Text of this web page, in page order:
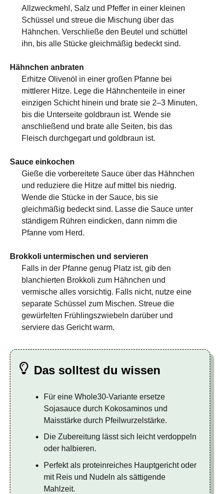
Allzweckmehl, Salz und Pfeffer in einer kleinen
Schüssel und streue die Mischung über das
Hähnchen. Verschließe den Beutel und schüttel
ihn, bis alle Stücke gleichmäßig bedeckt sind.
Hähnchen anbraten
Erhitze Olivenöl in einer großen Pfanne bei
mittlerer Hitze. Lege die Hähnchenteile in einer
einzigen Schicht hinein und brate sie 2–3 Minuten,
bis die Unterseite goldbraun ist. Wende sie
anschließend und brate alle Seiten, bis das
Fleisch durchgegart und goldbraun ist.
Sauce einkochen
Gieße die vorbereitete Sauce über das Hähnchen
und reduziere die Hitze auf mittel bis niedrig.
Wende die Stücke in der Sauce, bis sie
gleichmäßig bedeckt sind. Lasse die Sauce unter
ständigem Rühren eindicken, dann nimm die
Pfanne vom Herd.
Brokkoli untermischen und servieren
Falls in der Pfanne genug Platz ist, gib den
blanchierten Brokkoli zum Hähnchen und
vermische alles vorsichtig. Falls nicht, nutze eine
separate Schüssel zum Mischen. Streue die
gewürfelten Frühlingszwiebeln darüber und
serviere das Gericht warm.
Das solltest du wissen
Für eine Whole30-Variante ersetze
Sojasauce durch Kokosaminos und
Maisstärke durch Pfeilwurzelstärke.
Die Zubereitung lässt sich leicht verdoppeln
oder halbieren.
Perfekt als proteinreiches Hauptgericht oder
mit Reis und Nudeln als sättigende
Mahlzeit.